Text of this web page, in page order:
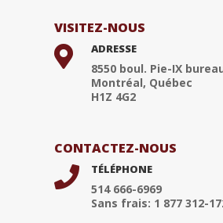
VISITEZ-NOUS
 ADRESSE
8550 boul. Pie-IX
Montréal, Québec
H1Z 4G2
CONTACTEZ-NOUS
 TÉLÉPHONE
514 666-6969
Sans frais: 1 877 312-